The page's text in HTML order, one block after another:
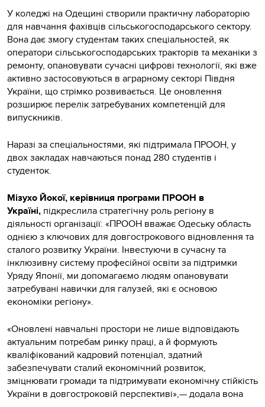
У коледжі на Одещині створили практичну лабораторію
для навчання фахівців сільськогосподарського сектору.
Вона дає змогу студентам таких спеціальностей, як
оператори сільськогосподарських тракторів та механіки з
ремонту, опановувати сучасні цифрові технології, які вже
активно застосовуються в аграрному секторі Півдня
України, що стрімко розвивається. Це оновлення
розширює перелік затребуваних компетенцій для
випускників.
Наразі за спеціальностями, які підтримала ПРООН, у
двох закладах навчаються понад 280 студентів і
студенток.
Мізухо Йокої, керівниця програми ПРООН в
Україні, підкреслила стратегічну роль регіону в
діяльності організації: «ПРООН вважає Одеську область
однією з ключових для довгострокового відновлення та
сталого розвитку України. Інвестуючи в сучасну та
інклюзивну систему професійної освіти за підтримки
Уряду Японії, ми допомагаємо людям опановувати
затребувані навички для галузей, які є основою
економіки регіону».
«Оновлені навчальні простори не лише відповідають
актуальним потребам ринку праці, а й формують
кваліфікований кадровий потенціал, здатний
забезпечувати сталий економічний розвиток,
зміцнювати громади та підтримувати економічну стійкість
України в довгостроковій перспективі»,— додала вона